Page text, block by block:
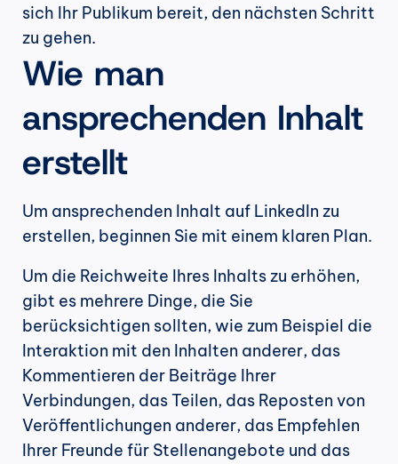
sich Ihr Publikum bereit, den nächsten Schritt
zu gehen.
Wie man
ansprechenden Inhalt
erstellt
Um ansprechenden Inhalt auf LinkedIn zu
erstellen, beginnen Sie mit einem klaren Plan.
Um die Reichweite Ihres Inhalts zu erhöhen,
gibt es mehrere Dinge, die Sie
berücksichtigen sollten, wie zum Beispiel die
Interaktion mit den Inhalten anderer, das
Kommentieren der Beiträge Ihrer
Verbindungen, das Teilen, das Reposten von
Veröffentlichungen anderer, das Empfehlen
Ihrer Freunde für Stellenangebote und das